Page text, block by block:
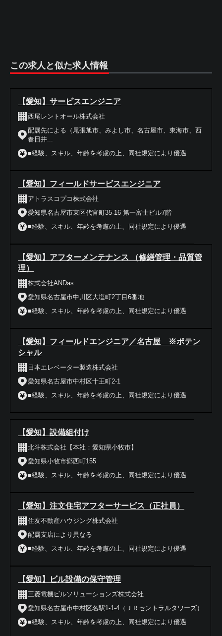
この求人と似た求人情報
【愛知】サービスエンジニア
西尾レントオール株式会社
配属先による（尾張旭市、みよし市、名古屋市、東海市、西
春日井...
■経験、スキル、年齢を考慮の上、同社規定により優遇
【愛知】フィールドサービスエンジニア
アトラスコプコ株式会社
愛知県名古屋市東区代官町35-16 第一富士ビル7階
■経験、スキル、年齢を考慮の上、同社規定により優遇
【愛知】アフターメンテナンス （修繕管理・品質管
理）
株式会社ANDas
愛知県名古屋市中川区大塩町2丁目6番地
■経験、スキル、年齢を考慮の上、同社規定により優遇
【愛知】フィールドエンジニア／名古屋 ※ポテン
シャル
日本エレベーター製造株式会社
愛知県名古屋市中村区十王町2-1
■経験、スキル、年齢を考慮の上、同社規定により優遇
【愛知】設備組付け
北斗株式会社【本社：愛知県小牧市】
愛知県小牧市郷西町155
■経験、スキル、年齢を考慮の上、同社規定により優遇
【愛知】注文住宅アフターサービス（正社員）
住友不動産ハウジング株式会社
配属支店により異なる
■経験、スキル、年齢を考慮の上、同社規定により優遇
【愛知】ビル設備の保守管理
三菱電機ビルソリューションズ株式会社
愛知県名古屋市中村区名駅1-1-4（ＪＲセントラルタワーズ）
■経験、スキル、年齢を考慮の上、同社規定により優遇